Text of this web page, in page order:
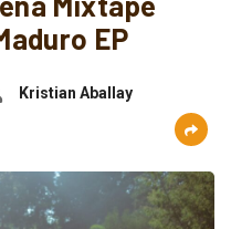
EP
Kristian Aballay